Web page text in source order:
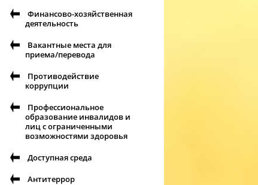
Финансово-хозяйственная
деятельность
Вакантные места для
приема/перевода
Противодействие
коррупции
Профессиональное
образование инвалидов и
лиц с ограниченными
возможностями здоровья
Доступная среда
Антитеррор